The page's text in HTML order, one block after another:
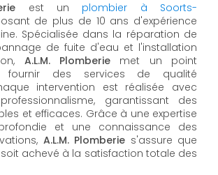
est un plombier à Soorts-
de plus de 10 ans d'expérience
Spécialisée dans la réparation de
de fuite d'eau et l'installation
A.L.M. Plomberie met un point
fournir des services de qualité
intervention est réalisée avec
garantissant des
et efficaces. Grâce à une expertise
et une connaissance des
A.L.M. Plomberie s'assure que
achevé à la satisfaction totale des